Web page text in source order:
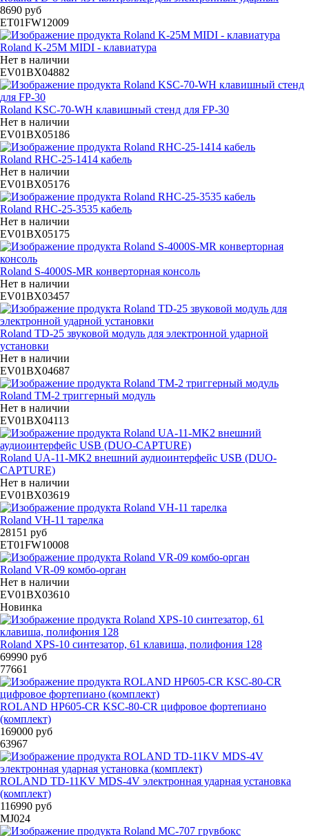
8690 руб
ET01FW12009
Roland K-25M MIDI - клавиатура
Нет в наличии
EV01BX04882
Roland KSC-70-WH клавишный стенд для FP-30
Нет в наличии
EV01BX05186
Roland RHC-25-1414 кабель
Нет в наличии
EV01BX05176
Roland RHC-25-3535 кабель
Нет в наличии
EV01BX05175
Roland S-4000S-MR конверторная консоль
Нет в наличии
EV01BX03457
Roland TD-25 звуковой модуль для электронной ударной
установки
Нет в наличии
EV01BX04687
Roland TM-2 триггерный модуль
Нет в наличии
EV01BX04113
Roland UA-11-MK2 внешний аудиоинтерфейс USB (DUO-
CAPTURE)
Нет в наличии
EV01BX03619
Roland VH-11 тарелка
28151 руб
ET01FW10008
Roland VR-09 комбо-орган
Нет в наличии
EV01BX03610
Новинка
Roland XPS-10 синтезатор, 61 клавиша, полифония 128
69990 руб
77661
ROLAND HP605-CR KSC-80-CR цифровое фортепиано
(комплект)
169000 руб
63967
ROLAND TD-11KV MDS-4V электронная ударная установка
(комплект)
116990 руб
MJ024